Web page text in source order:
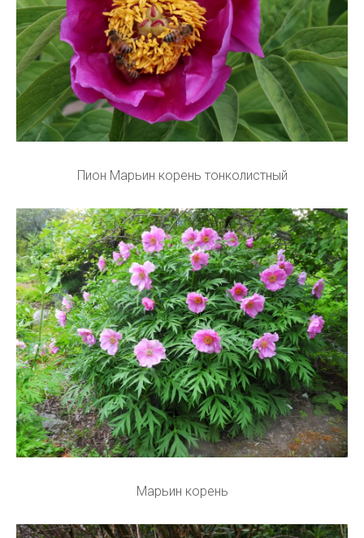
Пион Марьин корень тонколистный
Марьин корень